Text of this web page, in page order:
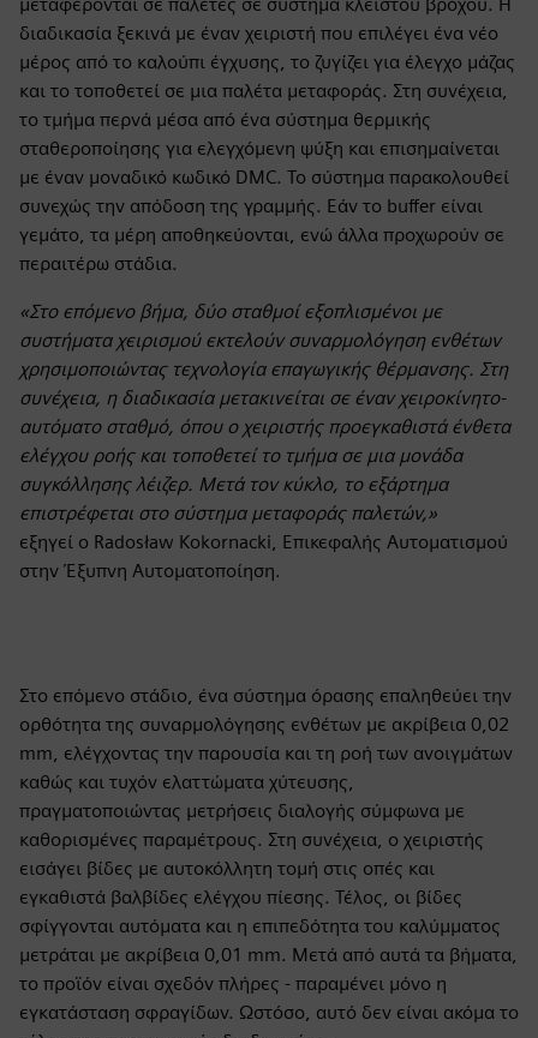
διαδικασία ξεκινά με έναν χειριστή που επιλέγει ένα νέο
μέρος από το καλούπι έγχυσης, το ζυγίζει για έλεγχο μάζας
και το τοποθετεί σε μια παλέτα μεταφοράς. Στη συνέχεια,
το τμήμα περνά μέσα από ένα σύστημα θερμικής
σταθεροποίησης για ελεγχόμενη ψύξη και επισημαίνεται
με έναν μοναδικό κωδικό DMC. Το σύστημα παρακολουθεί
συνεχώς την απόδοση της γραμμής. Εάν το buffer είναι
γεμάτο, τα μέρη αποθηκεύονται, ενώ άλλα προχωρούν σε
περαιτέρω στάδια.
«Στο επόμενο βήμα, δύο σταθμοί εξοπλισμένοι με
συστήματα χειρισμού εκτελούν συναρμολόγηση ενθέτων
χρησιμοποιώντας τεχνολογία επαγωγικής θέρμανσης. Στη
συνέχεια, η διαδικασία μετακινείται σε έναν χειροκίνητο-
αυτόματο σταθμό, όπου ο χειριστής προεγκαθιστά ένθετα
ελέγχου ροής και τοποθετεί το τμήμα σε μια μονάδα
συγκόλλησης λέιζερ. Μετά τον κύκλο, το εξάρτημα
επιστρέφεται στο σύστημα μεταφοράς παλετών,»
εξηγεί ο Radosław Kokornacki, Επικεφαλής Αυτοματισμού
στην Έξυπνη Αυτοματοποίηση.
Στο επόμενο στάδιο, ένα σύστημα όρασης επαληθεύει την
ορθότητα της συναρμολόγησης ενθέτων με ακρίβεια 0,02
mm, ελέγχοντας την παρουσία και τη ροή των ανοιγμάτων
καθώς και τυχόν ελαττώματα χύτευσης,
πραγματοποιώντας μετρήσεις διαλογής σύμφωνα με
καθορισμένες παραμέτρους. Στη συνέχεια, ο χειριστής
εισάγει βίδες με αυτοκόλλητη τομή στις οπές και
εγκαθιστά βαλβίδες ελέγχου πίεσης. Τέλος, οι βίδες
σφίγγονται αυτόματα και η επιπεδότητα του καλύμματος
μετράται με ακρίβεια 0,01 mm. Μετά από αυτά τα βήματα,
το προϊόν είναι σχεδόν πλήρες - παραμένει μόνο η
εγκατάσταση σφραγίδων. Ωστόσο, αυτό δεν είναι ακόμα το